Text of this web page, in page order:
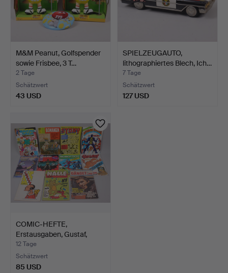
M&M Peanut, Golfspender
sowie Frisbee, 3 T…
2 Tage
Schätzwert
43 USD
SPIELZEUGAUTO,
lithographiertes Blech, Ich…
7 Tage
Schätzwert
127 USD
COMIC-HEFTE,
Erstausgaben, Gustaf,
Gänget …
12 Tage
Schätzwert
85 USD